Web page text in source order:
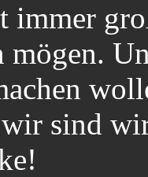
immer
mögen.
sind